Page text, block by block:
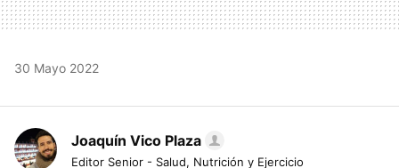
30 Mayo 2022
Joaquín Vico Plaza
Editor Senior - Salud, Nutrición y Ejercicio